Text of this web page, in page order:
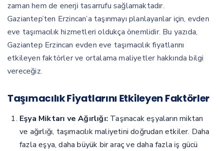
zaman hem de enerji tasarrufu sağlamaktadır.
Gaziantep’ten Erzincan’a taşınmayı planlayanlar için, evden
eve taşımacılık hizmetleri oldukça önemlidir. Bu yazıda,
Gaziantep Erzincan evden eve taşımacılık fiyatlarını
etkileyen faktörler ve ortalama maliyetler hakkında bilgi
vereceğiz.
Taşımacılık Fiyatlarını Etkileyen Faktörler
Eşya Miktarı ve Ağırlığı: Taşınacak eşyaların miktarı
ve ağırlığı, taşımacılık maliyetini doğrudan etkiler. Daha
fazla eşya, daha büyük bir araç ve daha fazla iş gücü